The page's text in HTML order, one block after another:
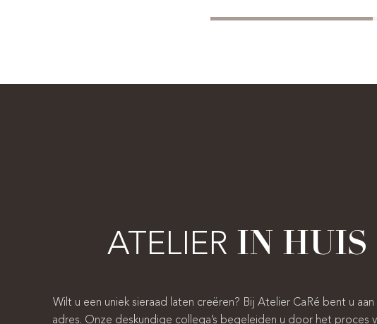
ATELIER IN HUIS
Wilt u een uniek sieraad laten creëren? Bij Atelier CaRé bent u
adres. Onze deskundige collega’s begeleiden u door het proces